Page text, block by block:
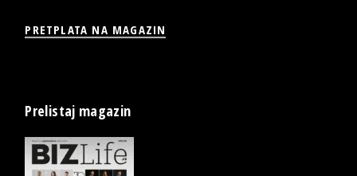
PRETPLATA NA MAGAZIN
Prelistaj magazin